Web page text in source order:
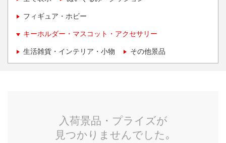
フィギュア・ホビー
キーホルダー・マスコット・アクセサリー
生活雑貨・インテリア・小物 その他景品